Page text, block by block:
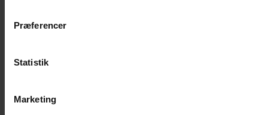
Præferencer
Statistik
Marketing